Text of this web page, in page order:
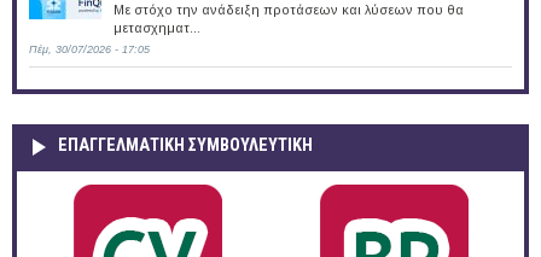
Με στόχο την ανάδειξη προτάσεων και λύσεων που θα
μετασχηματ...
Πέμ, 30/07/2026 - 17:05
ΕΠΑΓΓΕΛΜΑΤΙΚΉ ΣΥΜΒΟΥΛΕΥΤΙΚΉ